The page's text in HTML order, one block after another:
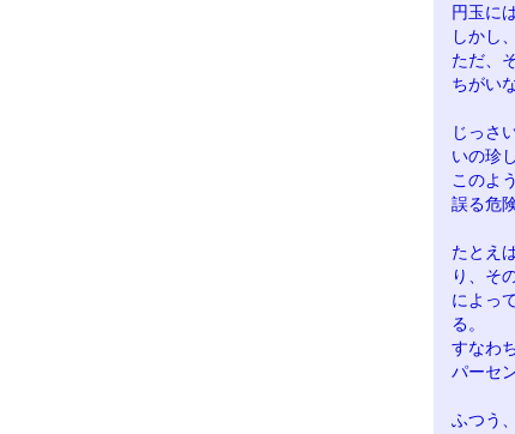
円玉に
しかし
ただ、
ちがい
じっさ
いの珍
このよ
誤る危
たとえ
り、そ
によっ
る。
すなわ
パーセ
ふつう